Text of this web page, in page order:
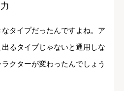
タイプだったんですよね。ア
るタイプじゃないと通用しな
クターが変わったんでしょう